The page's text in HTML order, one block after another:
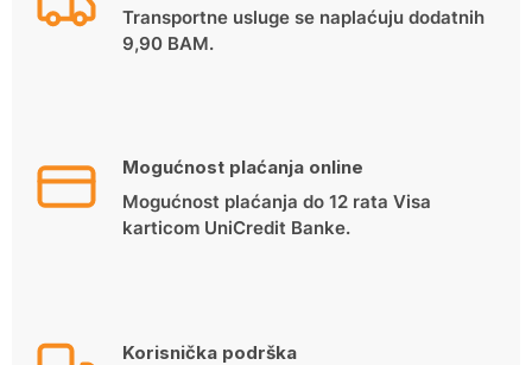
Transportne usluge se naplaćuju dodatnih
9,90 BAM.
Mogućnost plaćanja online
Mogućnost plaćanja do 12 rata Visa
karticom UniCredit Banke.
Korisnička podrška